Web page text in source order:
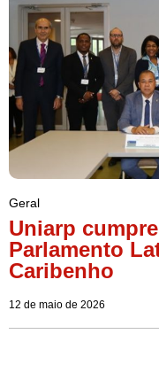
Geral
Uniarp
Parlamento
Caribenho
12 de maio de 2026